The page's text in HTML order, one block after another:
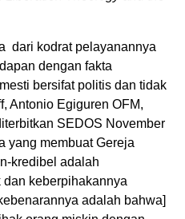
dari kodrat pelayanannya
dengan fakta
bersifat politis dan tidak
Antonio Egiguren OFM,
SEDOS November
yang membuat Gereja
kredibel adalah
keberpihakannya
adalah bahwa]